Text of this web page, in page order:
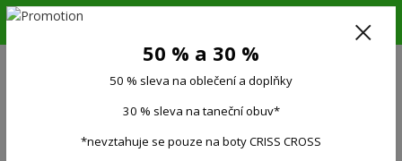
6.-16.8.26. DOVOLENÁ !!! 50 % SLEVA na všechno oblečení a doplňky !!!
(Po-Pá 9:00-15.00)50 % a 30 %
50 % sleva na oblečení a doplňky
30 % sleva na taneční obuv*
*nevztahuje se pouze na boty CRISS CROSS